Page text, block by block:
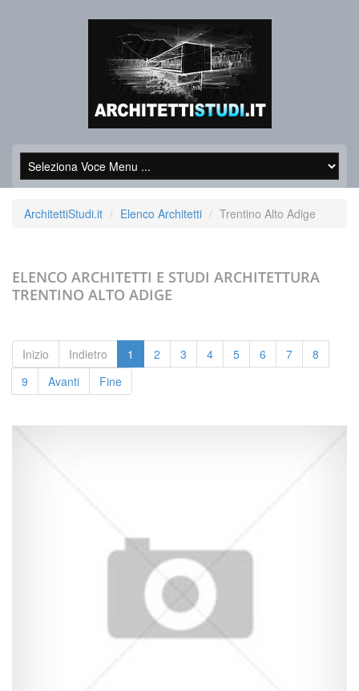
ArchitettiStudi.it Elenco Architetti Trentino Alto Adige
ELENCO ARCHITETTI E STUDI ARCHITETTURA
TRENTINO ALTO ADIGE
Inizio Indietro 1 2 3 4 5 6 7
8
9
Avanti Fine